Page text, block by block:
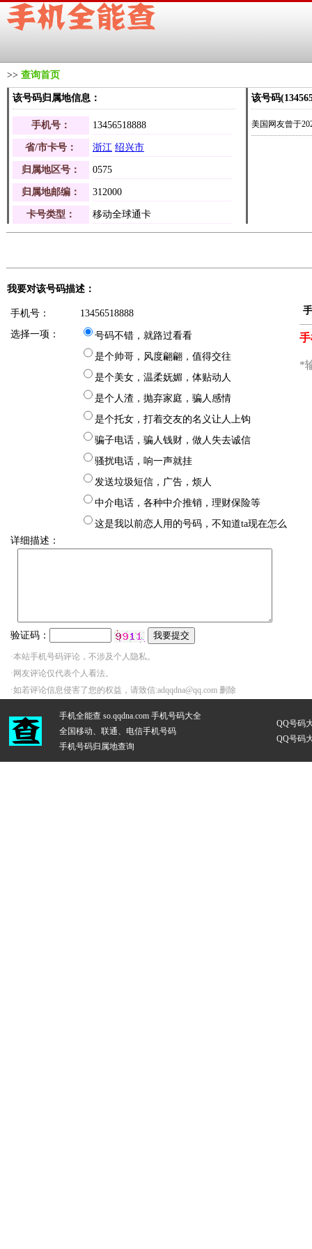
>> 查询首页
该号码归属地信息：
手机号： 13456518888
省/市卡号： 浙江 绍兴市
归属地区号： 0575
归属地邮编： 312000
卡号类型： 移动全球通卡
该号码
美国网友曾于
我要对该号码描述：
手机号：
13456518888
选择一项：
号码不错，就路过看看
是个帅哥，风度翩翩，值得交往
是个美女，温柔妩媚，体贴动人
是个人渣，抛弃家庭，骗人感情
是个托女，打着交友的名义让人上钩
骗子电话，骗人钱财，做人失去诚信
骚扰电话，响一声就挂
发送垃圾短信，广告，烦人
中介电话，各种中介推销，理财保险等
这是我以前恋人用的号码，不知道ta现在怎么
详细描述：
验证码：
·本站手机号码评论，不涉及个人隐私。
·网友评论仅代表个人看法。
·如若评论信息侵害了您的权益，请致信:adqqdna@qq.com 删除
手机全能查 so.qqdna.com 手机号码大全
全国移动、联通、电信手机号码
手机号码归属地查询
QQ号码
QQ号码